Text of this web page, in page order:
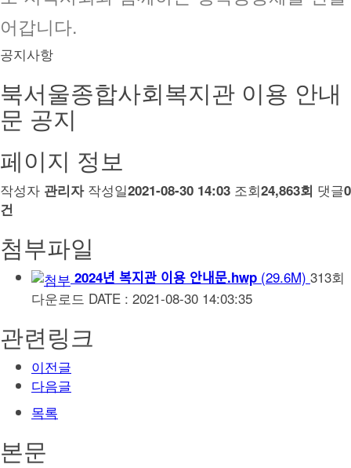
어갑니다.
공지사항
북서울종합사회복지관 이용 안내
문 공지
페이지 정보
작성자 관리자 작성일2021-08-30 14:03 조회24,863회 댓글0
건
첨부파일
2024년 복지관 이용 안내문.hwp (29.6M) 313회
다운로드 DATE : 2021-08-30 14:03:35
관련링크
이전글
다음글
목록
본문